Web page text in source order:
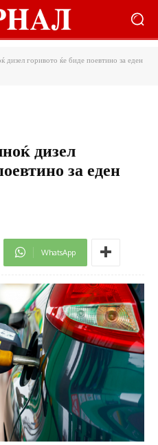
дизел горивото ќе биде поевтино за еден
дизел
за еден
WhatsApp